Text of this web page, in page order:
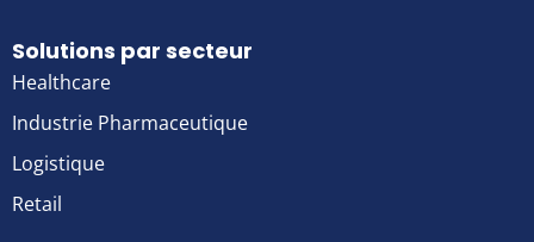
Solutions par secteur
Healthcare
Industrie Pharmaceutique
Logistique
Retail